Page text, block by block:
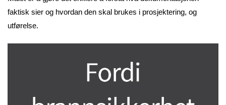
faktisk sier og hvordan den skal brukes i prosjektering, og
utførelse.